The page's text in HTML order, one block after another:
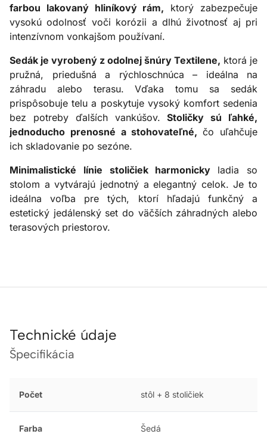
farbou lakovaný hliníkový rám, ktorý zabezpečuje
vysokú odolnosť voči korózii a dlhú životnosť aj pri
intenzívnom vonkajšom používaní.
Sedák je vyrobený z odolnej šnúry Textilene, ktorá je
pružná, priedušná a rýchloschnúca – ideálna na
záhradu alebo terasu. Vďaka tomu sa sedák
prispôsobuje telu a poskytuje vysoký komfort sedenia
bez potreby ďalších vankúšov.Stoličky sú ľahké,
jednoducho prenosné a stohovateľné,čo uľahčuje
ich skladovanie po sezóne.
Minimalistické línie stoličiek harmonicky ladia so
stolom a vytvárajú jednotný a elegantný celok. Je to
ideálna voľba pre tých, ktorí hľadajú funkčný a
estetický jedálenský set do väčších záhradných alebo
terasových priestorov.
Technické údaje
Špecifikácia
Počet stôl + 8 stoličiek
Farba Šedá